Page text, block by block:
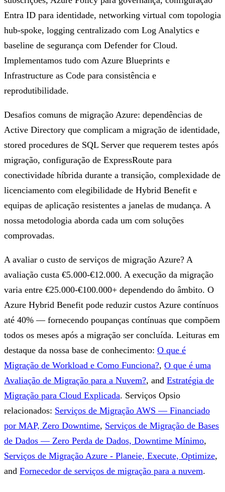
Entra ID para identidade, networking virtual com topologia
hub-spoke, logging centralizado com Log Analytics e
baseline de segurança com Defender for Cloud.
Implementamos tudo com Azure Blueprints e
Infrastructure as Code para consistência e
reprodutibilidade.
Desafios comuns de migração Azure: dependências de
Active Directory que complicam a migração de identidade,
stored procedures de SQL Server que requerem testes após
migração, configuração de ExpressRoute para
conectividade híbrida durante a transição, complexidade de
licenciamento com elegibilidade de Hybrid Benefit e
equipas de aplicação resistentes a janelas de mudança. A
nossa metodologia aborda cada um com soluções
comprovadas.
A avaliar o custo de serviços de migração Azure? A
avaliação custa €5.000-€12.000. A execução da migração
varia entre €25.000-€100.000+ dependendo do âmbito. O
Azure Hybrid Benefit pode reduzir custos Azure contínuos
até 40% — fornecendo poupanças contínuas que compõem
todos os meses após a migração ser concluída. Leituras em
destaque da nossa base de conhecimento: O que é
Migração de Workload e Como Funciona?, O que é uma
Avaliação de Migração para a Nuvem?, and Estratégia de
Migração para Cloud Explicada. Serviços Opsio
relacionados: Serviços de Migração AWS — Financiado
por MAP, Zero Downtime, Serviços de Migração de Bases
de Dados — Zero Perda de Dados, Downtime Mínimo,
Serviços de Migração Azure - Planeie, Execute, Optimize,
and Fornecedor de serviços de migração para a nuvem.